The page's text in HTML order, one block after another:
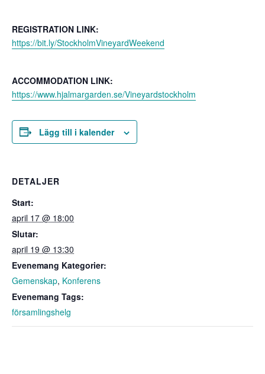
REGISTRATION LINK:
https://bit.ly/StockholmVineyardWeekend
ACCOMMODATION LINK:
https://www.hjalmargarden.se/Vineyardstockholm
Lägg till i kalender
DETALJER
Start:
april 17 @ 18:00
Slutar:
april 19 @ 13:30
Evenemang Kategorier:
Gemenskap, Konferens
Evenemang Tags:
församlingshelg